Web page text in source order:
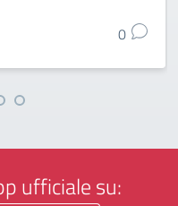
0
ufficiale su: